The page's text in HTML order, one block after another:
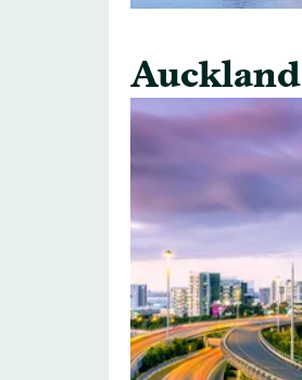
Auckland